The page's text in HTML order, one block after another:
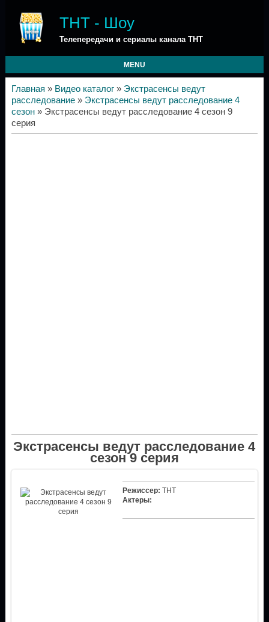
ТНТ - Шоу
Телепередачи и сериалы канала ТНТ
MENU
Главная » Видео каталог» Экстрасенсы ведут
расследование» Экстрасенсы ведут расследование 4
сезон» Экстрасенсы ведут расследование 4 сезон 9
серия
Экстрасенсы ведут расследование 4
сезон 9 серия
Режиссер: ТНТ
Актеры: